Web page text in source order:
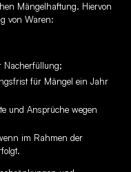
Mängelhaftung. Hiervon
von Waren:
Nacherfüllung;
für Mängel ein Jahr
und Ansprüche wegen
im Rahmen der